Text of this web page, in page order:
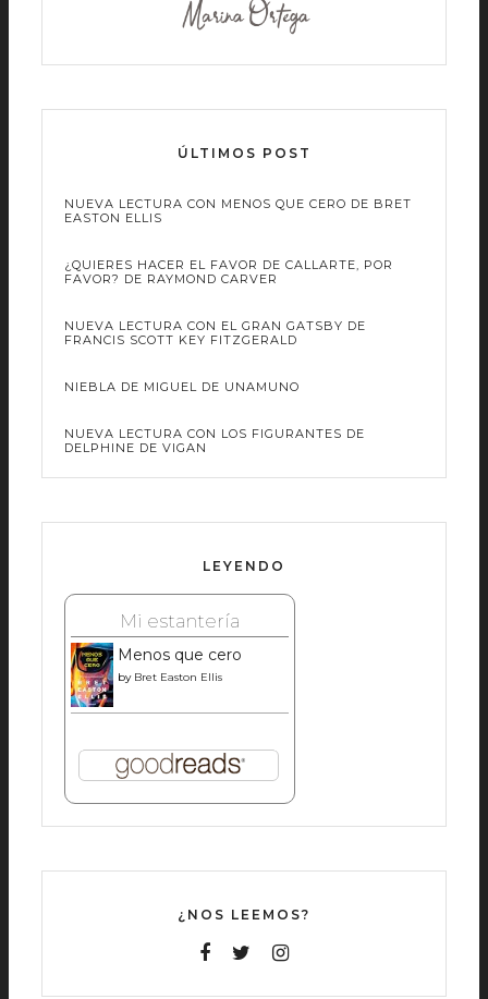
ÚLTIMOS POST
NUEVA LECTURA CON MENOS QUE CERO DE BRET
EASTON ELLIS
¿QUIERES HACER EL FAVOR DE CALLARTE, POR
FAVOR? DE RAYMOND CARVER
NUEVA LECTURA CON EL GRAN GATSBY DE
FRANCIS SCOTT KEY FITZGERALD
NIEBLA DE MIGUEL DE UNAMUNO
NUEVA LECTURA CON LOS FIGURANTES DE
DELPHINE DE VIGAN
LEYENDO
Mi estantería
Menos que cero
by Bret Easton Ellis
¿NOS LEEMOS?